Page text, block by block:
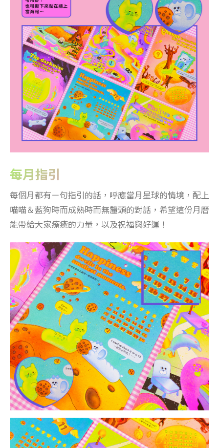
每月指引
每個月都有ㄧ句指引的話，呼應當月星球的情境，配上
喵喵＆藍狗時而成熟時而無釐頭的對話，希望這份月曆
能帶給大家療癒的力量，以及祝福與好運！